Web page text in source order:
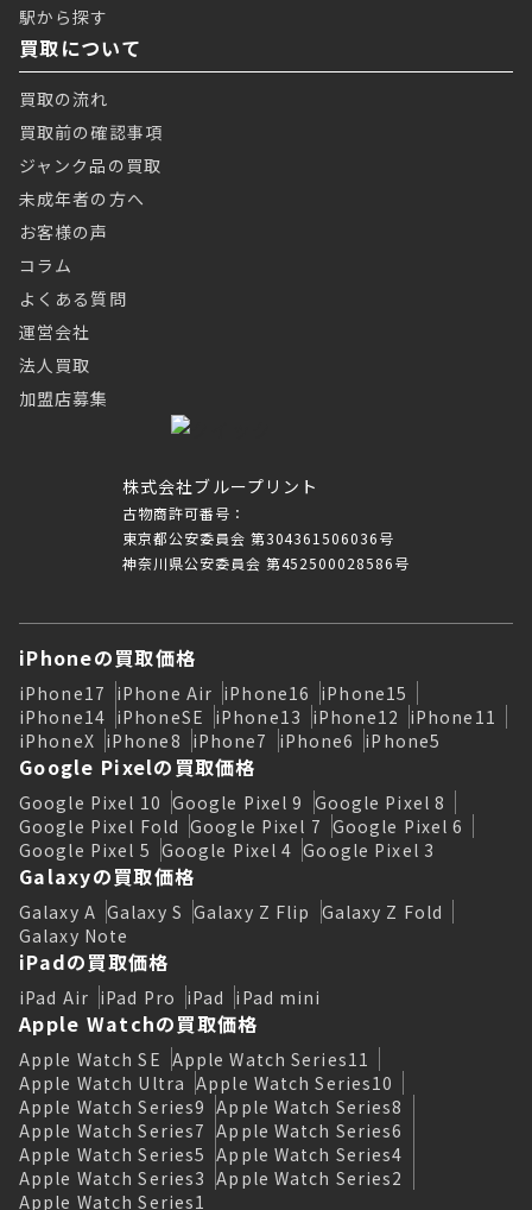
株式会社ブループリント
古物商許可番号：
東京都公安委員会 第304361506036号
神奈川県公安委員会 第452500028586号
駅から探す
買取について
買取の流れ
買取前の確認事項
ジャンク品の買取
未成年者の方へ
お客様の声
コラム
よくある質問
運営会社
法人買取
加盟店募集
iPhoneの買取価格
iPhone17 iPhone Air iPhone16 iPhone15
iPhone14 iPhoneSE iPhone13 iPhone12 iPhone11
iPhoneX iPhone8 iPhone7 iPhone6 iPhone5
Google Pixelの買取価格
Google Pixel 10 Google Pixel 9 Google Pixel 8
Google Pixel Fold Google Pixel 7 Google Pixel 6
Google Pixel 5 Google Pixel 4 Google Pixel 3
Galaxyの買取価格
Galaxy A Galaxy S Galaxy Z Flip Galaxy Z Fold
Galaxy Note
iPadの買取価格
iPad Air iPad Pro iPad iPad mini
Apple Watchの買取価格
Apple Watch SE Apple Watch Series11
Apple Watch Ultra Apple Watch Series10
Apple Watch Series9 Apple Watch Series8
Apple Watch Series7 Apple Watch Series6
Apple Watch Series5 Apple Watch Series4
Apple Watch Series3 Apple Watch Series2
Apple Watch Series1